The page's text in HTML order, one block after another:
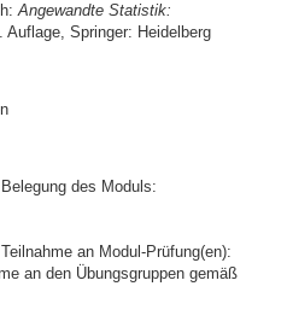
Angewandte Statistik:
Auflage, Springer: Heidelberg
des Moduls:
an Modul-Prüfung(en):
an den Übungsgruppen gemäß